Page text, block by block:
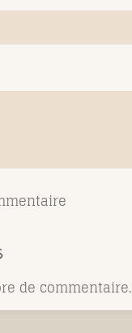
de commentaire.